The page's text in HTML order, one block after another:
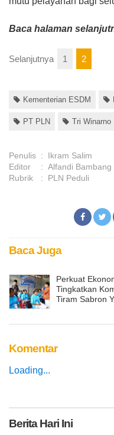
Baca halaman
Selanjutnya 1 2
Kementerian ESDM
PT PLN Tri Winarno
Penulis :
Ikram Salim
Editor
: Alfandi Bambang
Rubrik
: PLN Peduli
Baca Juga
Perkuat
Tingkatkan
Tiram Sabron
Komentar
Loading...
BeritaHari Ini